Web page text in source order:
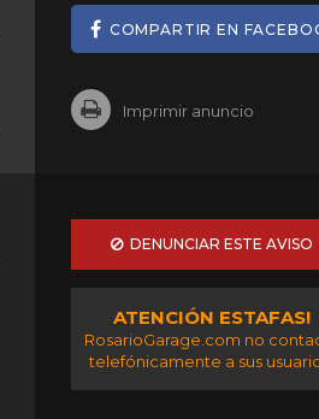
COMPARTIR EN
Imprimir anuncio
DENUNCIAR ESTE AVISO
ATENCIÓN ESTAFAS!
RosarioGarage.com no
telefónicamente a sus